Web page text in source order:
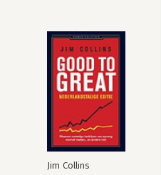
beperkingen van een
methodische benadering
organiseren en
Jim Collins